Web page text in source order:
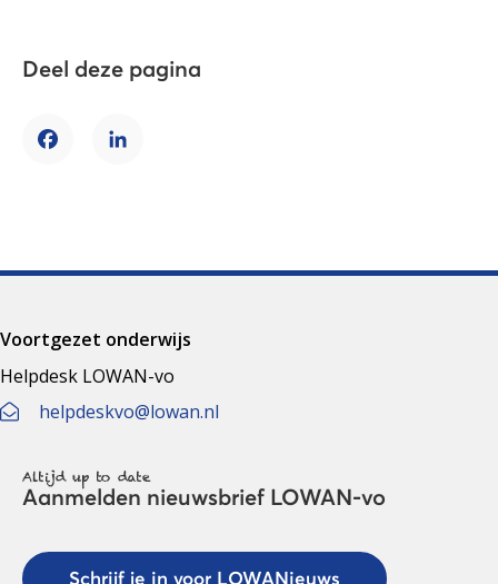
Deel deze pagina
FacebookLinkedIn
Voortgezet onderwijs
Helpdesk LOWAN-vo
helpdeskvo@lowan.nl
Altijd up to date
Aanmelden nieuwsbrief LOWAN-vo